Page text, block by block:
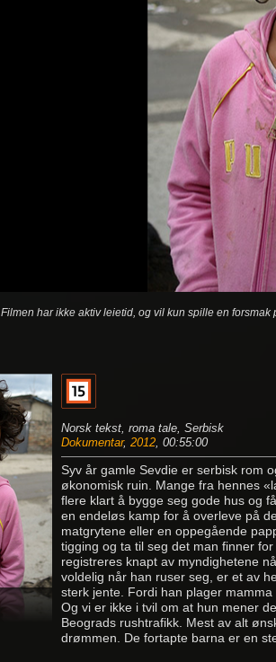
Filmen har ikke aktiv leietid, og vil kun spille en forsmak
Norsk tekst, roma tale, Serbisk
Dokumentar, 2012, 00:55:00
Syv år gamle Sevdie er serbisk rom
økonomisk ruin. Mange fra hennes
flere klart å bygge seg gode hus og
en endeløs kamp for å overleve på
matgrytene eller en oppegående
tigging og ta til seg det man finner
registreres knapt av myndighetene
voldelig når han ruser seg, er et av
sterk jente. Fordi han plager
Og vi er ikke i tvil om at hun mener
Beograds rushtrafikk. Mest av alt
drømmen. De fortapte barna er en